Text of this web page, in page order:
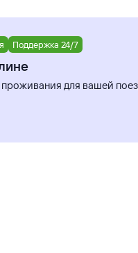
эти цены
вы можете
Оша на конкретный
к поиску авиабилетов.
Поддержка 24/7
для вашей